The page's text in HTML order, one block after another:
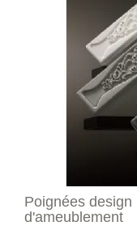
Poignées
d'ameublement